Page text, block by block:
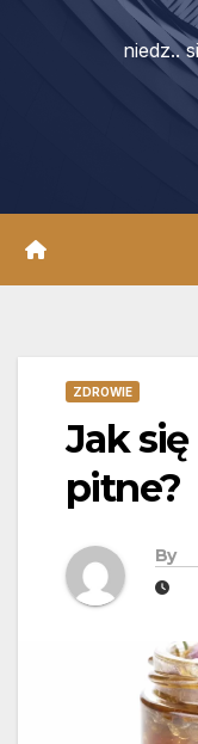
niedz..
ZDROWIE
Jak
pitne?
By